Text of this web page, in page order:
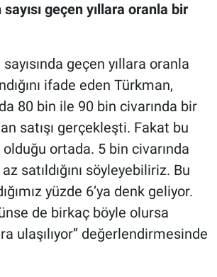
geçen yıllara oranla bir
geçen yıllara oranla
ifade eden Türkman,
80 bin ile 90 bin civarında bir
satışı gerçekleşti. Fakat bu
ortada. 5 bin civarında
satıldığını söyleyebiliriz. Bu
yüzde 6’ya denk geliyor.
de birkaç böyle olursa
ulaşılıyor’’ değerlendirmesinde